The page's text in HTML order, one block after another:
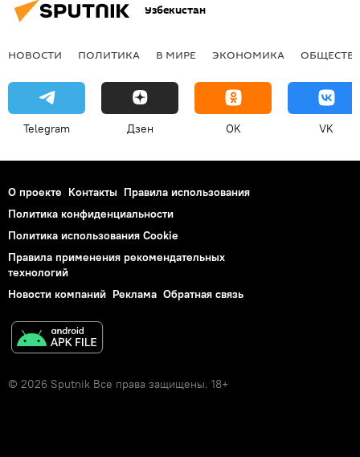
Узбекистан
НОВОСТИ ПОЛИТИКА В МИРЕ ЭКОНОМИКА
Telegram Дзен OK VK
О проекте Контакты Правила использования
Политика конфиденциальности
Политика использования Cookie
Правила применения рекомендательных
технологий
Новости компаний Реклама Обратная связь
© 2026 Sputnik Все права защищены. 18+